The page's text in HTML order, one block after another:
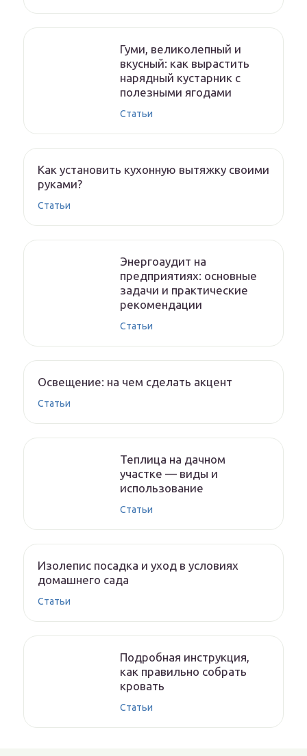
Гуми, великолепный и
вкусный: как вырастить
нарядный кустарник с
полезными ягодами
Статьи
Как установить кухонную вытяжку своими
руками?
Статьи
Энергоаудит на
предприятиях: основные
задачи и практические
рекомендации
Статьи
Освещение: на чем сделать акцент
Статьи
Теплица на дачном
участке — виды и
использование
Статьи
Изолепис посадка и уход в условиях
домашнего сада
Статьи
Подробная инструкция,
как правильно собрать
кровать
Статьи